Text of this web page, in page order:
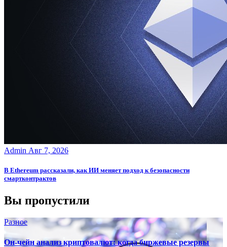
Admin Авг 7, 2026
В Ethereum рассказали, как ИИ меняет подход к безопасности
смартконтрактов
Вы пропустили
Разное
Он-чейн анализ криптовалют: когда биржевые резервы